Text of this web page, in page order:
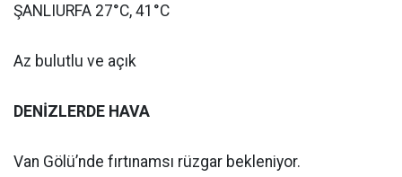
ŞANLIURFA 27°C, 41°C
Az bulutlu ve açık
DENİZLERDE HAVA
Van Gölü’nde fırtınamsı rüzgar bekleniyor.